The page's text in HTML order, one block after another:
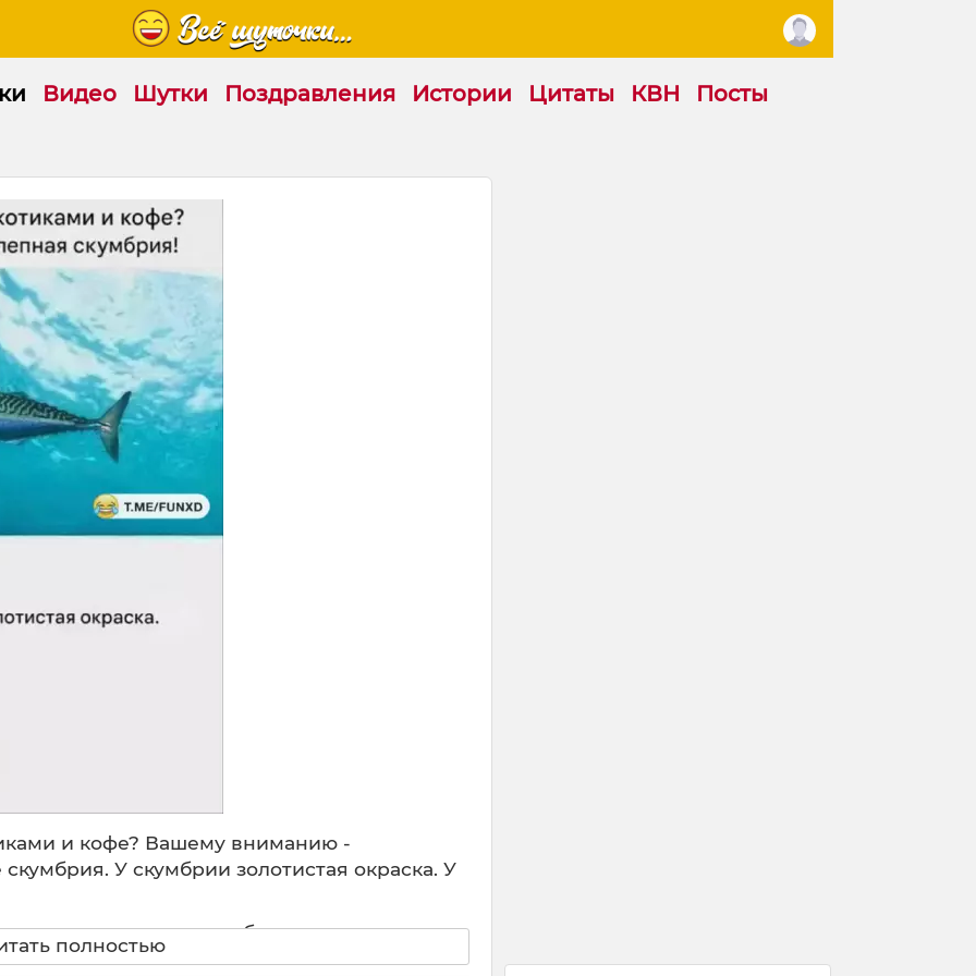
Видео Шутки Поздравления Истории Цитаты КВН Посты
и кофе? Вашему вниманию -
У скумбрии золотистая окраска. У
нам впаривают рыбу как венец
настоящий экспертный разбор.
полностью